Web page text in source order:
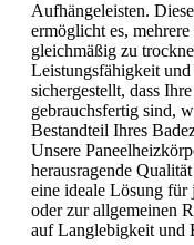
Aufhängeleisten.
ermöglicht es,
gleichmäßig zu
Leistungsfähigkeit
sichergestellt, dass
gebrauchsfertig sind,
Bestandteil Ihres
Unsere
herausragende
eine ideale Lösung für
oder zur allgemeinen
auf Langlebigkeit und